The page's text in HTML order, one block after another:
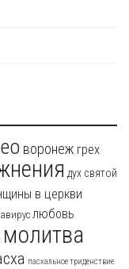
воронеж грех
дух святой
в церкви
любовь
молитва
пасхальное триденствие